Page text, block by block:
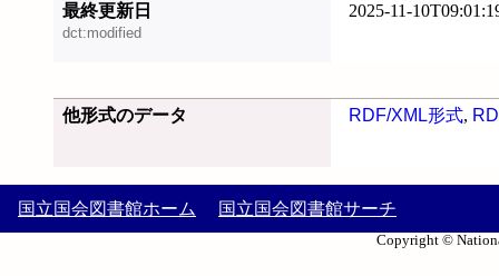
最終更新日
dct:modified
2025-11-
他形式のデータ RDF/XML形式,
国立国会図書館ホーム 国立国会図書館サーチ
Copyright ©